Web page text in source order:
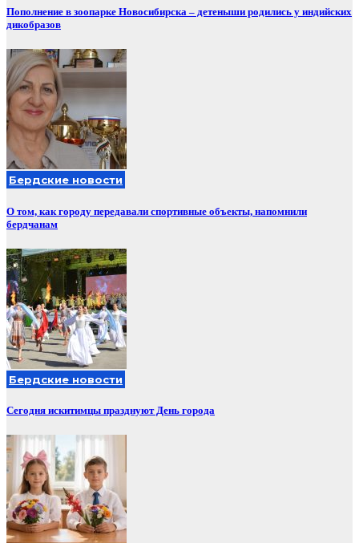
Пополнение в зоопарке Новосибирска – детеныши родились у индийских
дикобразов
Бердские новости
О том, как городу передавали спортивные объекты, напомнили
бердчанам
Бердские новости
Сегодня искитимцы празднуют День города